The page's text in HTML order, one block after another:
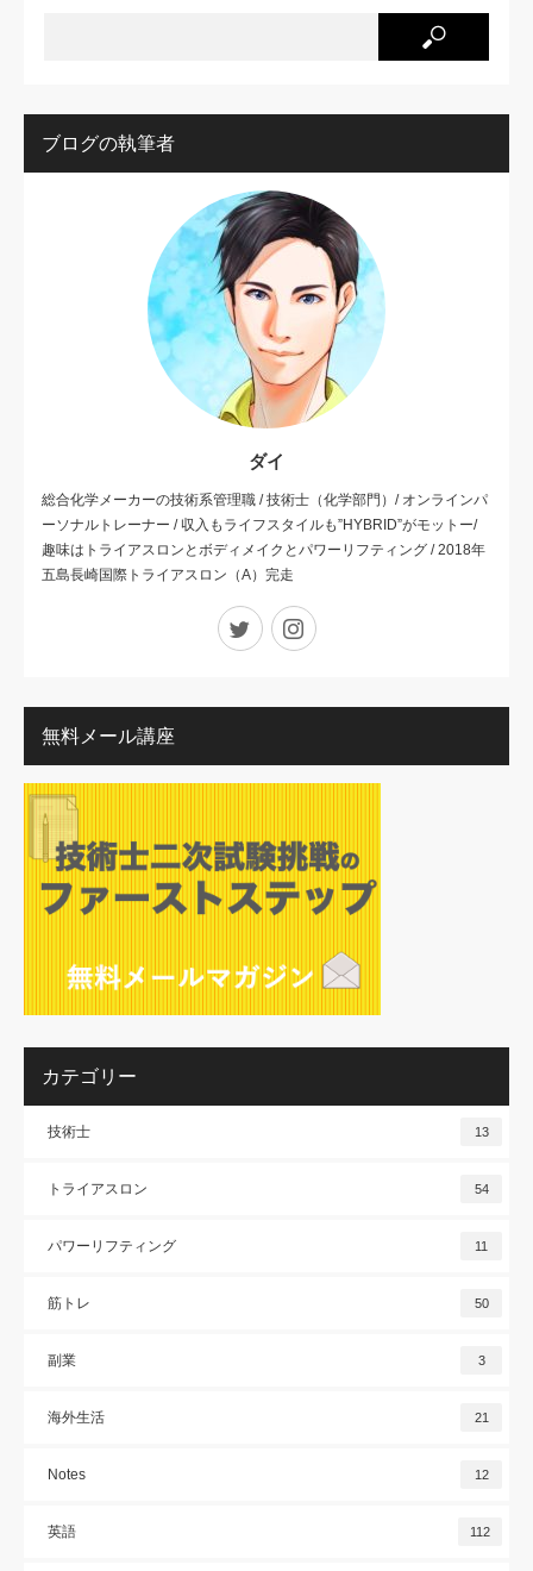
ブログの執筆者
ダイ
総合化学メーカーの技術系管理職 / 技術士（化学部門）/ オンラインパ
ーソナルトレーナー / 収入もライフスタイルも”HYBRID”がモットー/
趣味はトライアスロンとボディメイクとパワーリフティング / 2018年
五島長崎国際トライアスロン（A）完走
Twitter Instagram
無料メール講座
カテゴリー
技術士 13
トライアスロン 54
パワーリフティング 11
筋トレ 50
副業 3
海外生活 21
Notes 12
英語 112